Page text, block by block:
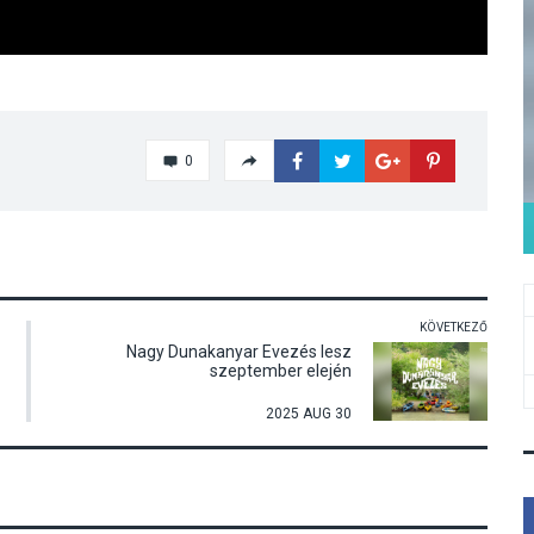
0
KÖVETKEZŐ
Nagy Dunakanyar Evezés lesz
szeptember elején
2025 AUG 30